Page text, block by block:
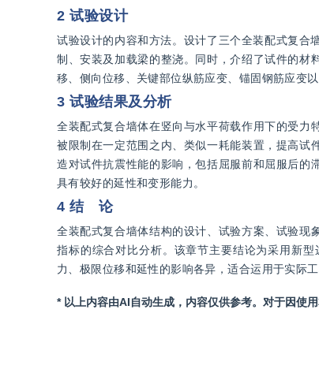
2 试验设计
试验设计的内容和方法。设计了三个全装配式复合
制、安装及加载梁的整浇。同时，介绍了试件的材
移、侧向位移、关键部位纵筋应变、锚固钢筋应变以
3 试验结果及分析
全装配式复合墙体在竖向与水平荷载作用下的受力
被限制在一定范围之内、类似一耗能装置，提高试
造对试件抗震性能的影响，包括屈服前和屈服后的
具有较好的延性和变形能力。
4 结 论
全装配式复合墙体结构的设计、试验方案、试验现
指标的综合对比分析。该章节主要结论为采用新
力、极限位移和延性的影响各异，适合运用于实际工
* 以上内容由AI自动生成，内容仅供参考。对于因使